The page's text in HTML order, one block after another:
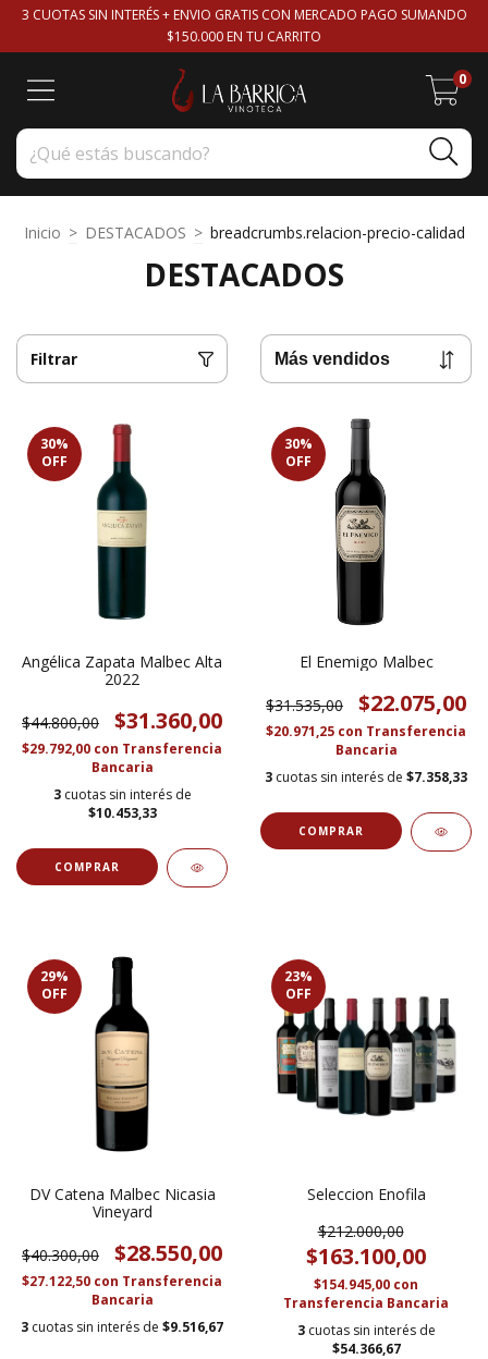
3 CUOTAS SIN INTERÉS + ENVIO GRATIS CON MERCADO PAGO SUMANDO
$150.000 EN TU CARRITO
0
Inicio > DESTACADOS > breadcrumbs.relacion-precio-calidad
DESTACADOS
Filtrar
30%
OFF
Angélica Zapata Malbec Alta
2022
$44.800,00 $31.360,00
$29.792,00 con Transferencia
Bancaria
3 cuotas sin interés de
$10.453,33
30%
OFF
El Enemigo Malbec
$31.535,00 $22.075,00
$20.971,25 con Transferencia
Bancaria
3 cuotas sin interés de $7.358,33
29%
OFF
DV Catena Malbec Nicasia
Vineyard
$40.300,00 $28.550,00
$27.122,50 con Transferencia
Bancaria
3 cuotas sin interés de $9.516,67
23%
OFF
Seleccion Enofila
$212.000,00
$163.100,00
$154.945,00 con
Transferencia Bancaria
3 cuotas sin interés de
$54.366,67